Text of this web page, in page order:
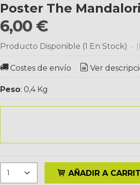
Poster The
6,00 €
Producto Disponible (1 En Stock) -
Costes de envío Ver
Peso: 0,4 Kg
AÑADIR A